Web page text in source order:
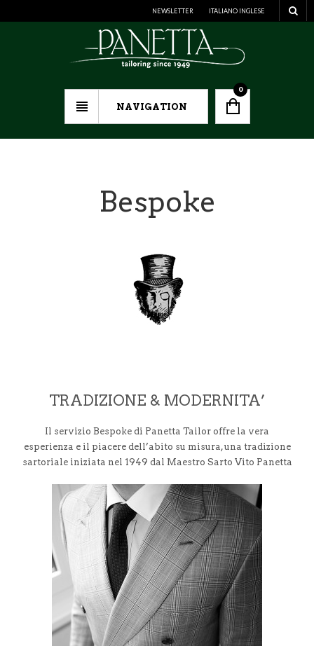
NEWSLETTER ITALIANO INGLESE
NAVIGATION
0
Bespoke
TRADIZIONE & MODERNITA’
Il servizio Bespoke di Panetta Tailor offre la vera
esperienza e il piacere dell’abito su misura, una tradizione
sartoriale iniziata nel 1949 dal Maestro Sarto Vito Panetta